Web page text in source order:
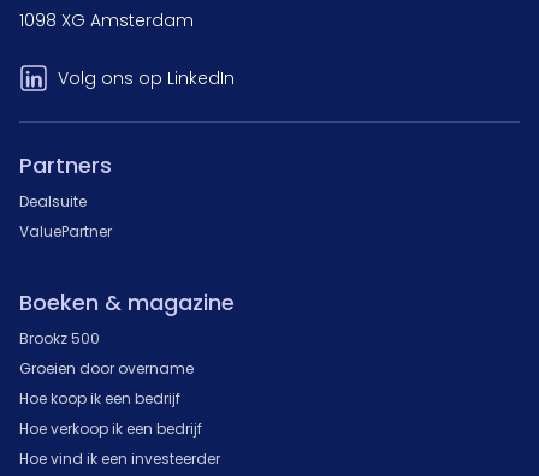
1098 XG Amsterdam
Volg ons op LinkedIn
Partners
Dealsuite
ValuePartner
Boeken & magazine
Brookz 500
Groeien door overname
Hoe koop ik een bedrijf
Hoe verkoop ik een bedrijf
Hoe vind ik een investeerder